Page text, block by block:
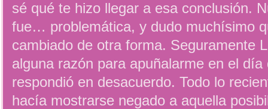
sé qué te hizo llegar a esa conclusión.
fue… problemática, y dudo muchísimo
cambiado de otra forma. Seguramente
alguna razón para apuñalarme en el
respondió en desacuerdo. Todo lo
hacía mostrarse negado a aquella